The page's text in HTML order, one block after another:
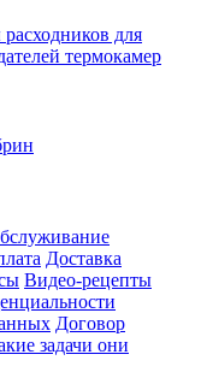
для
термокамер
Доставка
Видео-рецепты
Договор
задачи они